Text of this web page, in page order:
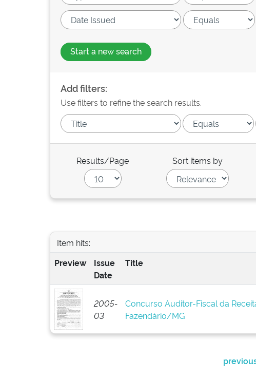
Start a new search
Add filters:
Use filters to refine the search results.
Results/Page Sort items by
Item hits:
Preview
Issue
Date
Title
2005-
03
Concurso Auditor-Fiscal da
Fazendário/MG